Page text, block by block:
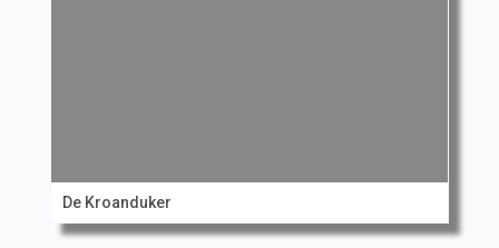
De Kroanduker